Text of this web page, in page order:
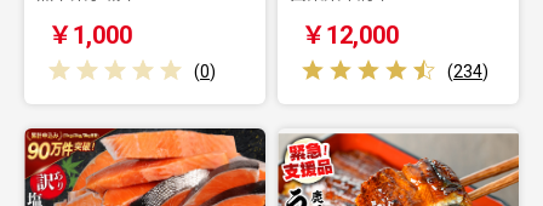
￥1,000
(0)
￥12,000
(234)